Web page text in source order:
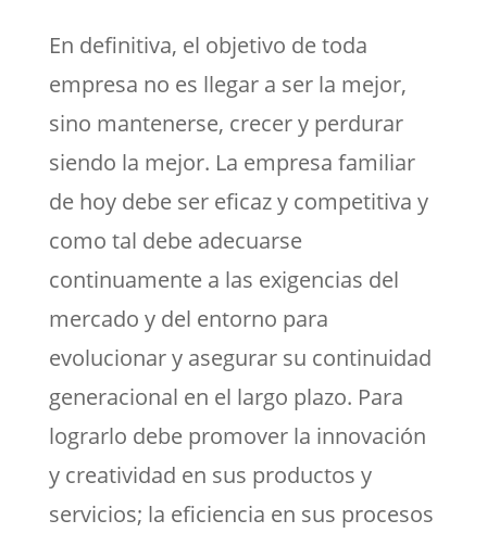
En definitiva, el objetivo de toda
empresa no es llegar a ser la mejor,
sino mantenerse, crecer y perdurar
siendo la mejor. La empresa familiar
de hoy debe ser eficaz y competitiva y
como tal debe adecuarse
continuamente a las exigencias del
mercado y del entorno para
evolucionar y asegurar su continuidad
generacional en el largo plazo. Para
lograrlo debe promover la innovación
y creatividad en sus productos y
servicios; la eficiencia en sus procesos